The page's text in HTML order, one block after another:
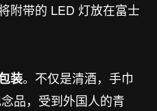
附带的 LED 灯放在富士
装。不仅是清酒，手巾
品，受到外国人的青